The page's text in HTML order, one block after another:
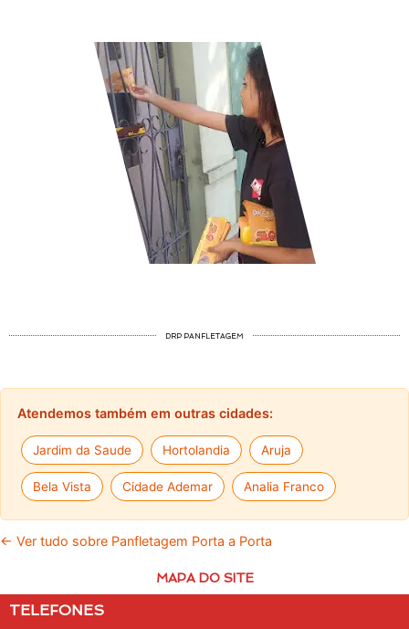
DRP PANFLETAGEM
Atendemos também em outras cidades:
Jardim da Saude Hortolandia Aruja
Bela Vista Cidade Ademar Analia Franco
← Ver tudo sobre Panfletagem Porta a Porta
MAPA DO SITE
TELEFONES